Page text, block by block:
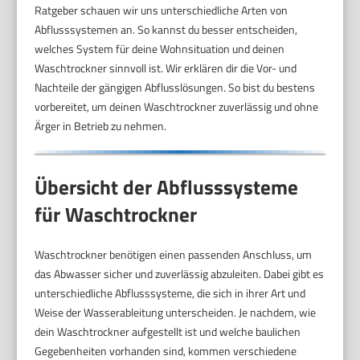
Ratgeber schauen wir uns unterschiedliche Arten von
Abflusssystemen an. So kannst du besser entscheiden,
welches System für deine Wohnsituation und deinen
Waschtrockner sinnvoll ist. Wir erklären dir die Vor- und
Nachteile der gängigen Abflusslösungen. So bist du bestens
vorbereitet, um deinen Waschtrockner zuverlässig und ohne
Ärger in Betrieb zu nehmen.
Übersicht der Abflusssysteme
für Waschtrockner
Waschtrockner benötigen einen passenden Anschluss, um
das Abwasser sicher und zuverlässig abzuleiten. Dabei gibt es
unterschiedliche Abflusssysteme, die sich in ihrer Art und
Weise der Wasserableitung unterscheiden. Je nachdem, wie
dein Waschtrockner aufgestellt ist und welche baulichen
Gegebenheiten vorhanden sind, kommen verschiedene